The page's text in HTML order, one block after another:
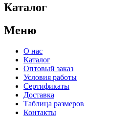
Каталог
Меню
О нас
Каталог
Оптовый заказ
Условия работы
Сертификаты
Доставка
Таблица размеров
Контакты